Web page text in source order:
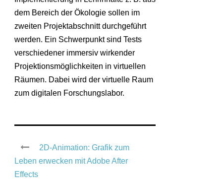
dem Bereich der Ökologie sollen im
zweiten Projektabschnitt durchgeführt
werden. Ein Schwerpunkt sind Tests
verschiedener immersiv wirkender
Projektionsmöglichkeiten in virtuellen
Räumen. Dabei wird der virtuelle Raum
zum digitalen Forschungslabor.
2D-Animation: Grafik zum
Leben erwecken mit Adobe After
Effects